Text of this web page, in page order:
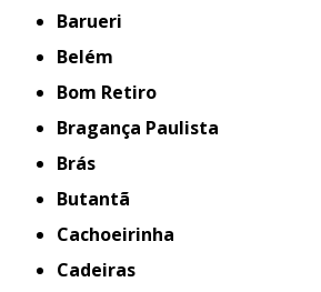
Barueri
Belém
Bom Retiro
Bragança Paulista
Brás
Butantã
Cachoeirinha
Cadeiras